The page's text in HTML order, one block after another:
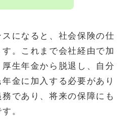
になると、社会保険の仕
。これまで会社経由で加
生年金から脱退し、自分
金に加入する必要があり
であり、将来の保障にも
。